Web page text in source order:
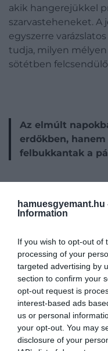
hamuesgyemant.hu
Information
If you wish to opt-out of
processing of your
targeted advertising by
section to confirm your
opt-out request is
interest-based ads
us or personal
your opt-out. You may
disclosure of your
akik hangerejükkel
szarvasteheneket. A
egyszerre
tudja, milyen
sötétben
Az elmúlt
erdőkben,
felbukkantak a
Fotó:Facebook / Akik
hegyeket